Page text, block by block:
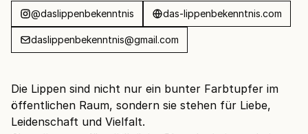
@daslippenbekenntnis das-lippenbekenntnis.com
daslippenbekenntnis@gmail.com
Die Lippen sind nicht nur ein bunter Farbtupfer im
öffentlichen Raum, sondern sie stehen für Liebe,
Leidenschaft und Vielfalt.